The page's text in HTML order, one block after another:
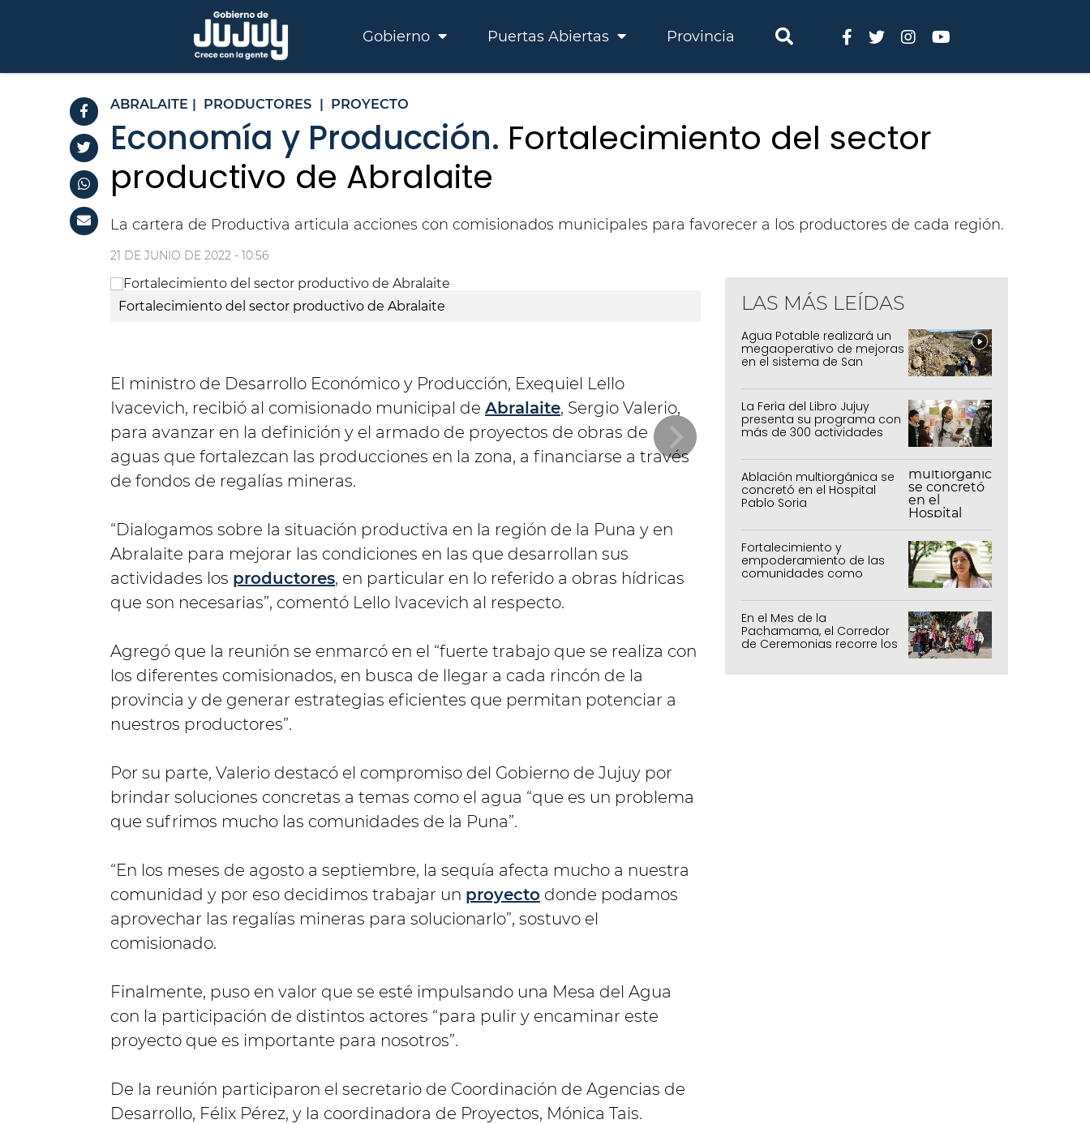
Gobierno Puertas Abiertas Provincia
ABRALAITE | PRODUCTORES | PROYECTO
Economía y Producción. Fortalecimiento del sector
productivo de Abralaite
La cartera de Productiva articula acciones con comisionados municipales para favorecer a los productores de cada región.
21 DE JUNIO DE 2022 - 10:56
Fortalecimiento del sector productivo de Abralaite Fortalecimiento del sector productivo de Abralaite
El ministro de Desarrollo Económico y Producción, Exequiel Lello
Ivacevich, recibió al comisionado municipal de Abralaite, Sergio Valerio,
para avanzar en la definición y el armado de proyectos de obras de
aguas que fortalezcan las producciones en la zona, a financiarse a través
de fondos de regalías mineras.
“Dialogamos sobre la situación productiva en la región de la Puna y en
Abralaite para mejorar las condiciones en las que desarrollan sus
actividades los productores, en particular en lo referido a obras hídricas
que son necesarias”, comentó Lello Ivacevich al respecto.
Agregó que la reunión se enmarcó en el “fuerte trabajo que se realiza con
los diferentes comisionados, en busca de llegar a cada rincón de la
provincia y de generar estrategias eficientes que permitan potenciar a
nuestros productores”.
Por su parte, Valerio destacó el compromiso del Gobierno de Jujuy por
brindar soluciones concretas a temas como el agua “que es un problema
que sufrimos mucho las comunidades de la Puna”.
“En los meses de agosto a septiembre, la sequía afecta mucho a nuestra
comunidad y por eso decidimos trabajar un proyecto donde podamos
aprovechar las regalías mineras para solucionarlo”, sostuvo el
comisionado.
Finalmente, puso en valor que se esté impulsando una Mesa del Agua
con la participación de distintos actores “para pulir y encaminar este
proyecto que es importante para nosotros”.
De la reunión participaron el secretario de Coordinación de Agencias de
Desarrollo, Félix Pérez, y la coordinadora de Proyectos, Mónica Tais.
LAS MÁS LEÍDAS
Agua Potable realizará un
megaoperativo de mejoras
en el sistema de San
La Feria del Libro Jujuy
presenta su programa con
más de 300 actividades
Ablación multiorgánica se
concretó en el Hospital
Pablo Soria
Fortalecimiento y
empoderamiento de las
comunidades como
En el Mes de la
Pachamama, el Corredor
de Ceremonias recorre los